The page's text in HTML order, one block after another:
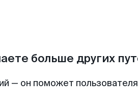
больше других
— он поможет